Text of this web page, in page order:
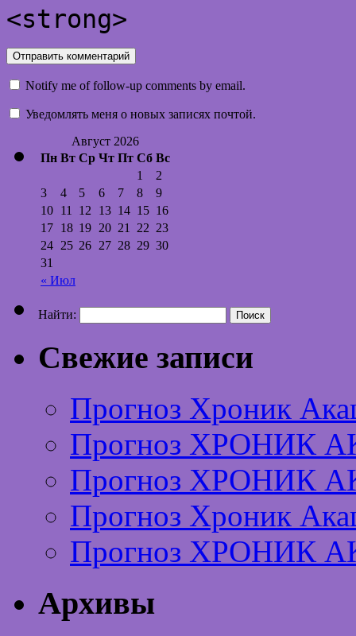
<strong>
Notify me of follow-up comments by email.
Уведомлять меня о новых записях почтой.
Август 2026
Пн Вт Ср Чт Пт Сб Вс
« Июл
1
2
3
4 5 6 7 8
9
10 11 12 13 14 15 16
17 18 19 20 21 22 23
24 25 26 27 28 29 30
31
Найти:
Свежие записи
Прогноз Хроник
Прогноз ХРОНИК
Прогноз ХРОНИК
Прогноз Хроник
Прогноз ХРОНИК
Архивы